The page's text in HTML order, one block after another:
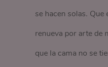
se hacen solas.
renueva por arte de
que la cama no se